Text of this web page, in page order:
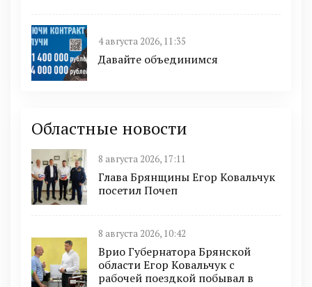
4 августа 2026, 11:35
Давайте объединимся
Областные новости
8 августа 2026, 17:11
Глава Брянщины Егор Ковальчук
посетил Почеп
8 августа 2026, 10:42
Врио Губернатора Брянской
области Егор Ковальчук с
рабочей поездкой побывал в